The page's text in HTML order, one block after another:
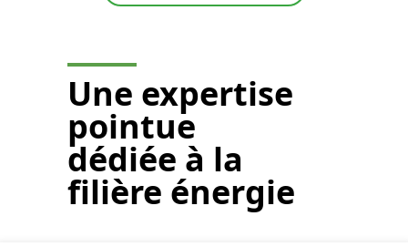
Une expertise
pointue
dédiée à la
filière énergie